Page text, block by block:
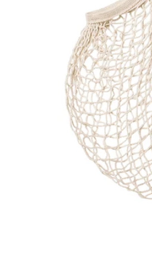
Image zoomed out,